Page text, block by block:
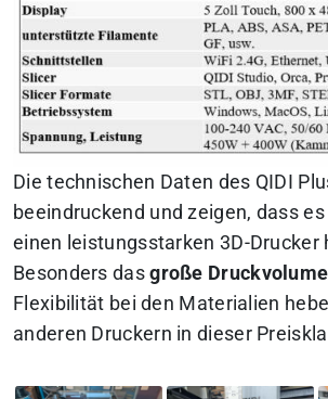
Die technischen Daten des QIDI
beeindruckend und zeigen, dass
einen leistungsstarken 3D-Drucker
Besonders dasgroße
Flexibilität bei den Materialien
anderen Druckern in dieser